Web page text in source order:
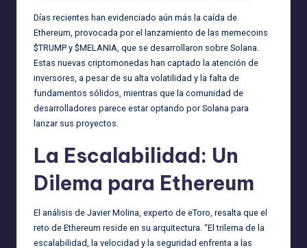
Días recientes han evidenciado aún más la caída de
Ethereum, provocada por el lanzamiento de las memecoins
$TRUMP y $MELANIA, que se desarrollaron sobre Solana.
Estas nuevas criptomonedas han captado la atención de
inversores, a pesar de su alta volatilidad y la falta de
fundamentos sólidos, mientras que la comunidad de
desarrolladores parece estar optando por Solana para
lanzar sus proyectos.
La Escalabilidad: Un
Dilema para Ethereum
El análisis de Javier Molina, experto de eToro, resalta que el
reto de Ethereum reside en su arquitectura. “El trilema de la
escalabilidad, la velocidad y la seguridad enfrenta a las